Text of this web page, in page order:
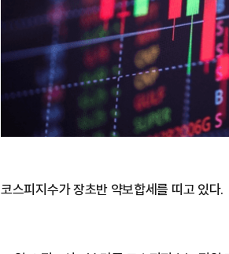
코스피지수가 장초반 약보합세를 띠고 있다.